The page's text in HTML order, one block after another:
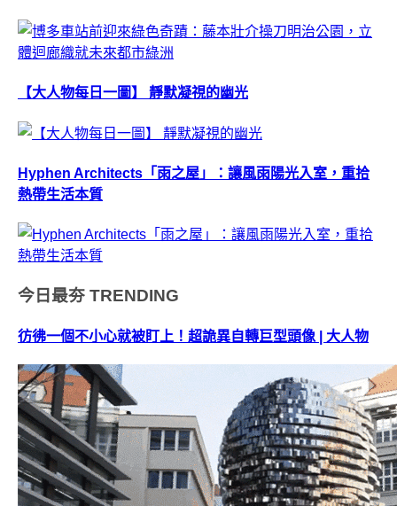
【大人物每日一圖】 靜默凝視的幽光
Hyphen Architects「雨之屋」：讓風雨陽光入室，重拾
熱帶生活本質
今日最夯 TRENDING
彷彿一個不小心就被盯上！超詭異自轉巨型頭像 | 大人物